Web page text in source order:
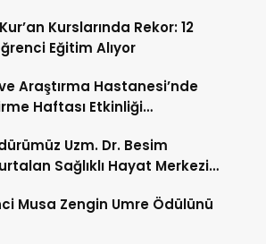
Kurslarında Rekor: 12
Eğitim Alıyor
Araştırma Hastanesi’nde
Haftası Etkinliği
Uzm. Dr. Besim
Sağlıklı Hayat Merkezini
Musa Zengin Umre Ödülünü